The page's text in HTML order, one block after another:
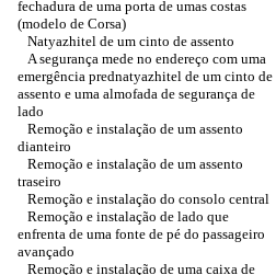
fechadura de uma porta de umas costas
(modelo de Corsa)
Natyazhitel de um cinto de assento
A segurança mede no endereço com uma
emergência prednatyazhitel de um cinto de
assento e uma almofada de segurança de
lado
Remoção e instalação de um assento
dianteiro
Remoção e instalação de um assento
traseiro
Remoção e instalação do consolo central
Remoção e instalação de lado que
enfrenta de uma fonte de pé do passageiro
avançado
Remoção e instalação de uma caixa de